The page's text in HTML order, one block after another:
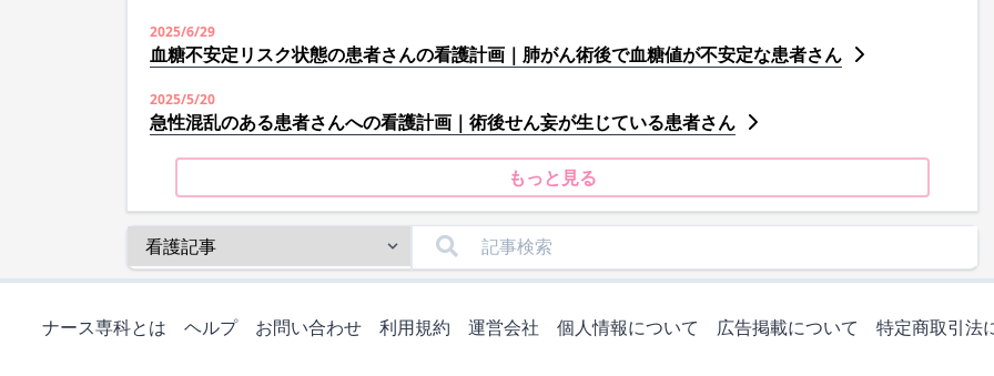
2025/6/29
血糖不安定リスク状態の患者さんの看護計画｜肺がん術後で血糖値が不安定な患者さん
2025/5/20
急性混乱のある患者さんへの看護計画｜術後せん妄が生じている患者さん
もっと見る
ナース専科とは ヘルプ お問い合わせ 利用規約 運営会社 個人情報について 広告掲載について 特定商取引法